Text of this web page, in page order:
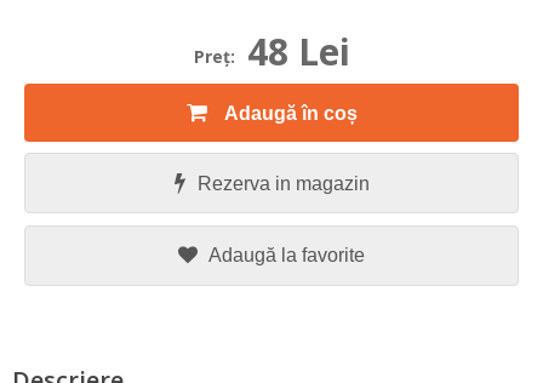
Preţ: 48 Lei
Adaugă în coș
Rezerva in magazin
Adaugă la favorite